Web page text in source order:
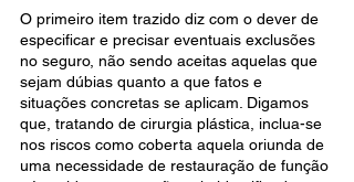
O primeiro item trazido diz com o dever de
especificar e precisar eventuais exclusões
no seguro, não sendo aceitas aquelas que
sejam dúbias quanto a que fatos e
situações concretas se aplicam. Digamos
que, tratando de cirurgia plástica, inclua-se
nos riscos como coberta aquela oriunda de
uma necessidade de restauração de função